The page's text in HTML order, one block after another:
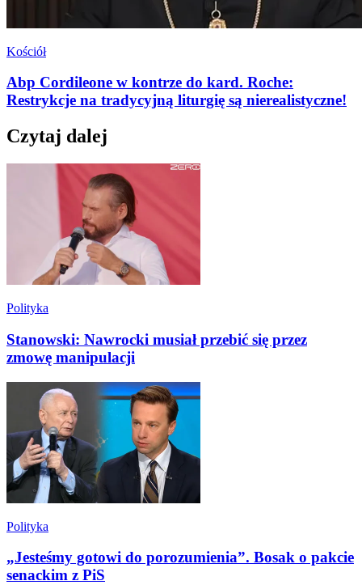
Kościół
Abp Cordileone w kontrze do kard. Roche:
Restrykcje na tradycyjną liturgię są nierealistyczne!
Czytaj dalej
Polityka
Stanowski: Nawrocki musiał przebić się przez
zmowę manipulacji
Polityka
„Jesteśmy gotowi do porozumienia”. Bosak o pakcie
senackim z PiS